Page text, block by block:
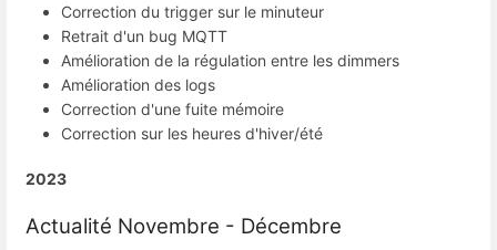
Correction du trigger sur le minuteur
Retrait d'un bug MQTT
Amélioration de la régulation entre les dimmers
Amélioration des logs
Correction d'une fuite mémoire
Correction sur les heures d'hiver/été
2023
Actualité Novembre - Décembre